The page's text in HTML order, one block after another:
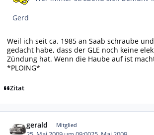
Gerd
Weil ich seit ca. 1985 an Saab schraube
gedacht habe, dass der GLE noch keine
Zündung hat. Wenn die Haube auf ist
*PLOING*
Zitat
gerald Mitglied